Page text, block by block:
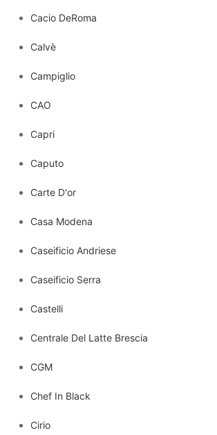
Cacio DeRoma
Calvè
Campiglio
CAO
Capri
Caputo
Carte D'or
Casa Modena
Caseificio Andriese
Caseificio Serra
Castelli
Centrale Del Latte Brescia
CGM
Chef In Black
Cirio